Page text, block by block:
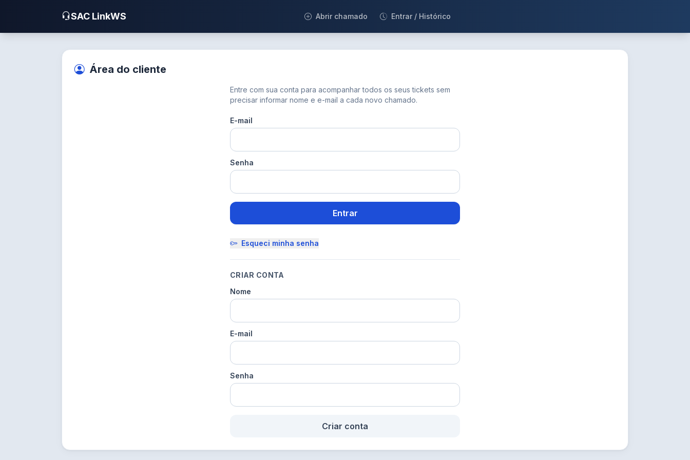
SAC LinkWS Abrir chamado Entrar / Histórico
Área do cliente
Entre com sua conta para acompanhar todos os seus tickets sem
precisar informar nome e e-mail a cada novo chamado.
E-mail
Senha
Entrar
Esqueci minha senha
CRIAR CONTA
Nome
E-mail
Senha
Criar conta